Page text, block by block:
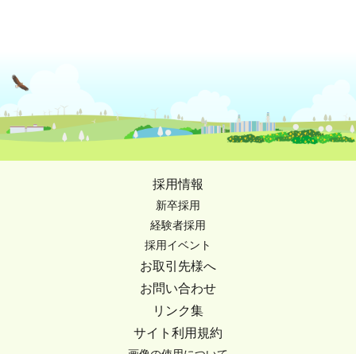
採用情報
新卒採用
経験者採用
採用イベント
お取引先様へ
お問い合わせ
リンク集
サイト利用規約